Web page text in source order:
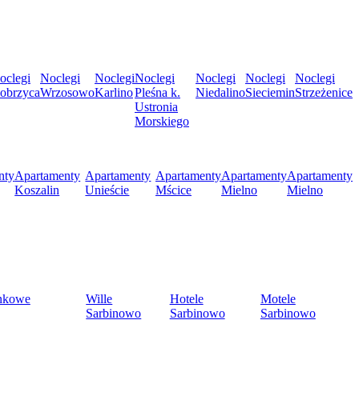
Noclegi
Wrzosowo
Noclegi
Karlino
Noclegi
Pleśna k.
Ustronia
Morskiego
Noclegi
Niedalino
Noclegi
Sieciemin
Noclegi
Strzeżenice
Apartamenty
Koszalin
Apartamenty
Unieście
Apartamenty
Mścice
Apartamenty
Mielno
Apartamenty
Mielno
Wille
Sarbinowo
Hotele
Sarbinowo
Motele
Sarbinowo